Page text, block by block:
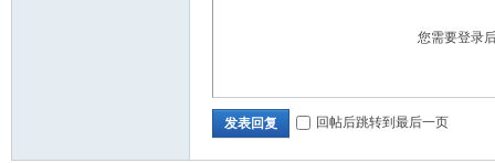
您需要登录
发表回复 回帖后跳转到最后一页